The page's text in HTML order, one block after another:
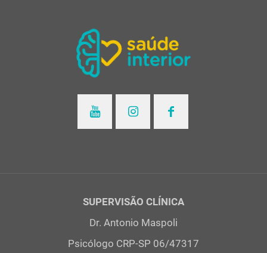
SUPERVISÃO CLÍNICA
Dr. Antonio Maspoli
Psicólogo CRP-SP 06/47317